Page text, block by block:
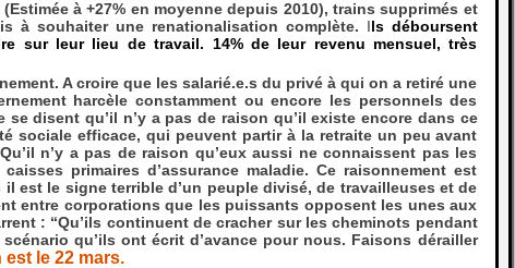
à +27% en moyenne depuis 2010), trains supprimés et
à souhaiter une renationalisation complète. Ils déboursent
sur leur lieu de travail. 14% de leur revenu mensuel, très
A croire que les salarié.e.s du privé à qui on a retiré une
harcèle constamment ou encore les personnels des
disent qu’il n’y a pas de raison qu’il existe encore dans ce
sociale efficace, qui peuvent partir à la retraite un peu avant
n’y a pas de raison qu’eux aussi ne connaissent pas les
primaires d’assurance maladie. Ce raisonnement est
est le signe terrible d’un peuple divisé, de travailleuses et de
entre corporations que les puissants opposent les unes aux
: “Qu’ils continuent de cracher sur les cheminots pendant
qu’ils ont écrit d’avance pour nous. Faisons dérailler
est le 22 mars.